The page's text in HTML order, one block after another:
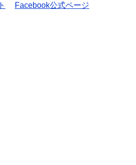
Facebook公式ページ